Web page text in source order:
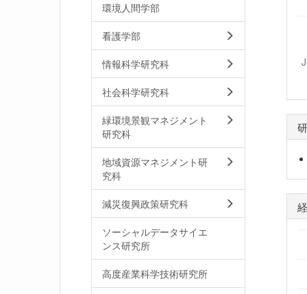
環境人間学部
看護学部
情報科学研究科
社会科学研究科
緑環境景観マネジメント
研究科
地域資源マネジメント研
究科
減災復興政策研究科
ソーシャルデータサイエ
ンス研究所
高度産業科学技術研究所